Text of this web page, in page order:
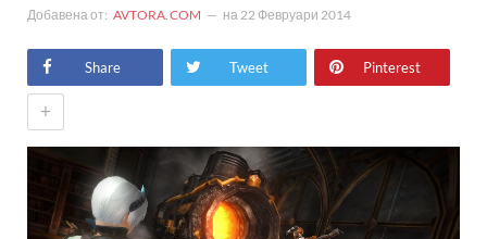
Добавена от: AVTORA.COM на 22 Февруари 2014
Share Tweet Pinterest
+